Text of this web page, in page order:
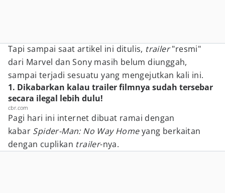
Tapi sampai saat artikel ini ditulis, trailer"resmi"
dari Marvel dan Sony masih belum diunggah,
sampai terjadi sesuatu yang mengejutkan kali ini.
1. Dikabarkan kalau trailer filmnya sudah tersebar
secara ilegal lebih dulu!
cbr.com
Pagi hari ini internet dibuat ramai dengan
kabar Spider-Man: No Way Homeyang berkaitan
dengan cuplikan trailer-nya.